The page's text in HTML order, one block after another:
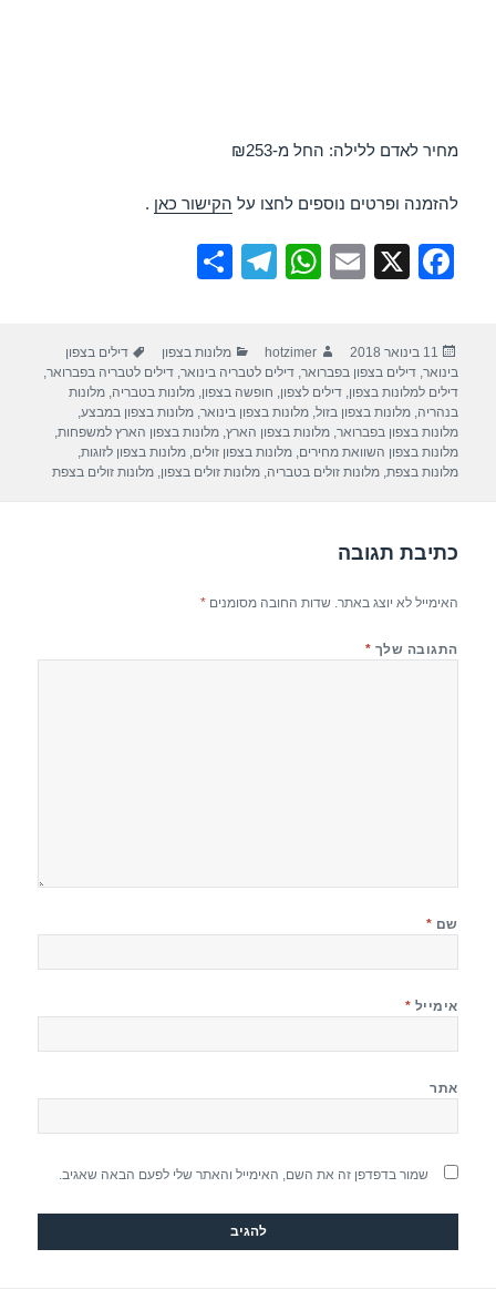
מחיר לאדם ללילה: החל מ-₪253
להזמנה ופרטים נוספים לחצו על הקישור כאן .
F
e
b
o
o
X
E
W
s
A
p
p
T
gr
a
m
e
פורסם
בתאריך
11 בינואר 2018 מחבר
hotzimer קטגוריות
מלונות בצפון תגיות
דילים בצפון
בינואר,דילים בצפון בפברואר,דילים לטבריה בינואר,דילים לטבריה בפברואר,
דילים למלונות בצפון,דילים לצפון, חופשה בצפון,מלונות בטבריה,מלונות
בנהריה,מלונות בצפון בזול,מלונות בצפון בינואר,מלונות בצפון במבצע,
מלונות בצפון בפברואר,מלונות בצפון הארץ,מלונות בצפון הארץ למשפחות,
מלונות בצפון השוואת מחירים,מלונות בצפון זולים,מלונות בצפון לזוגות,
מלונות בצפת,מלונות זולים בטבריה,מלונות זולים בצפון,מלונות זולים בצפת
כתיבת תגובה
האימייל לא יוצג באתר. שדות החובה מסומנים*
התגובה שלך *
שם *
אימייל *
אתר
שמור בדפדפן זה את השם, האימייל והאתר שלי לפעם הבאה שאגיב.